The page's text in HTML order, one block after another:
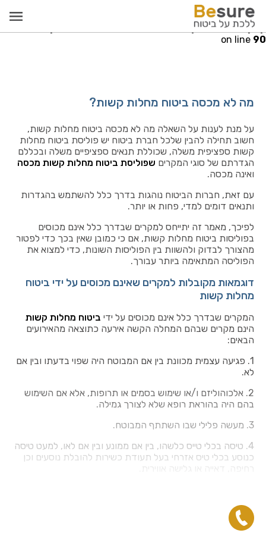
: Invalid argument supplied for foreach() in
public_html/src/models/PayCallModel.php
on line 90
מה לא מכסה ביטוח מחלות קשות?
על מנת לענות על השאלה מה לא מכסה ביטוח מחלות קשות,
חשוב תחילה להבין שלכל חברת ביטוח יש פוליסת ביטוח מחלות
קשות ספציפית משלה, שכוללת תנאים ספציפיים משלה ובכללם
הגדרתם של סוגי המקרים שפוליסת ביטוח מחלות קשות מכסה
ואינה מכסה.
עם זאת, חברות הביטוח נוהגות בדרך כלל להשתמש בהגדרות
ותנאים דומים למדי, פחות או יותר.
לפיכך, מאמר זה יתייחס למקרים שבדרך כלל אינם מכוסים
בפוליסות ביטוח מחלות קשות, אם כי כמובן שאין בכך כדי לפטור
מהצורך לבדוק ולהשוות בין הפוליסות השונות, כדי למצוא את
הפוליסה המתאימה ביותר עבורך.
דוגמאות מקובלות למקרים שאינם מכוסים על ידי ביטוח
מחלות קשות
המקרים שבדרך כלל אינם מכוסים על ידי ביטוח מחלות קשות
הינם מקרים שבהם המחלה הקשה אירעה כתוצאה מהאירועים
הבאים:
1. פגיעה עצמית מכוונת בין אם המבוטח היה שפוי בדעתו ובין אם
לא.
2. אלכוהוליזם ו/או שימוש בסמים או תרופות, אלא אם השימוש
בהם היה בהוראת רופא שלא לצורך גמילה.
3. מעשה פלילי שבו השתתף המבוטח.
4. טיסה בכלי טייס כלשהו, בין אם ממונע ובין אם לאו, למעט טיסה
כנוסע בכלי טיס אזרחי בעל תעודת כשירות להובלת נוסעים וכן
עקב קרות המקרה.